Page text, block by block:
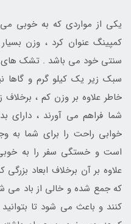
یکی از مواردی که به
کمپینگ عنوان کرد ، وزن
سنتی خود می باشد . تشک های
سبک زیر یک کیلو گرم و گاها
خاطر علاوه بر وزن کم ،
شما فراهم می آورند ، دارای
خوابی راحت را برای شما به
است و خستگی سفر را به
علاوه بر آن برخلاف ابعاد
که جمع شده و خالی از باد می
کنند و باعث می شود تا